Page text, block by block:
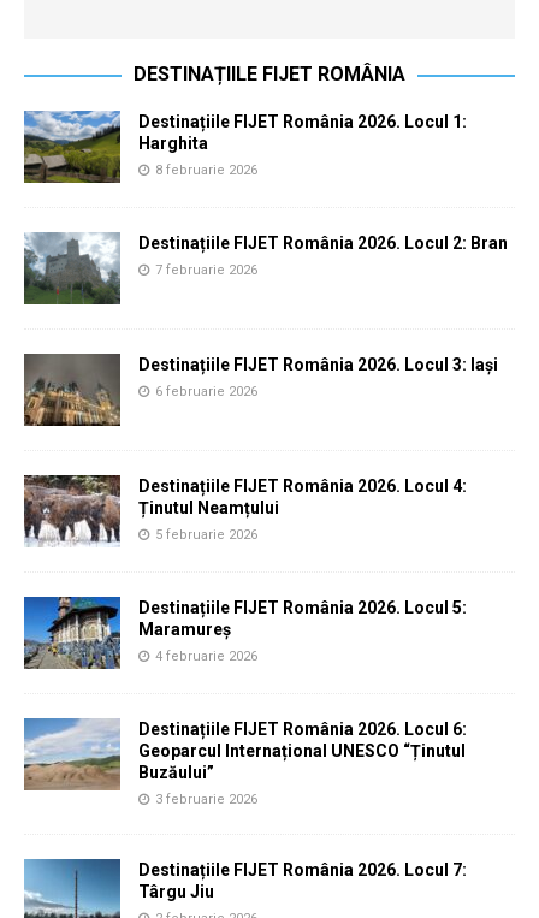
DESTINAȚIILE FIJET ROMÂNIA
Destinațiile FIJET România 2026. Locul 1:
Harghita
8 februarie 2026
Destinațiile FIJET România 2026. Locul 2: Bran
7 februarie 2026
Destinațiile FIJET România 2026. Locul 3: Iași
6 februarie 2026
Destinațiile FIJET România 2026. Locul 4:
Ținutul Neamțului
5 februarie 2026
Destinațiile FIJET România 2026. Locul 5:
Maramureș
4 februarie 2026
Destinațiile FIJET România 2026. Locul 6:
Geoparcul Internațional UNESCO “Ținutul
Buzăului”
3 februarie 2026
Destinațiile FIJET România 2026. Locul 7:
Târgu Jiu